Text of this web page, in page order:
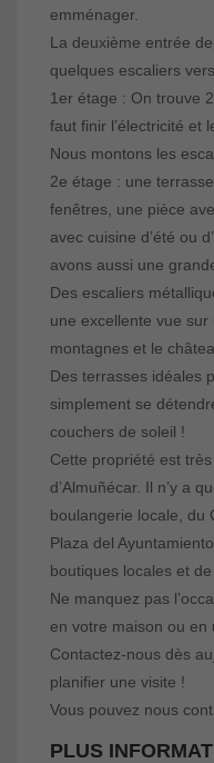
emménager.
La deuxième entrée
quelques escaliers
1er étage : On trouve
faut finir l’électricité et
Nous montons les
2e étage : une
fenêtres, une pièce
avec cuisine d’été ou
avons aussi une
Des escaliers
une excellente vue
montagnes et le
Des terrasses idéales
simplement se
couchers de soleil !
Cette propriété est
d’Almuñécar. Il n’y a
boulangerie locale, du
Plaza del
boutiques locales et de
Ne manquez pas
en votre maison ou en
Contactez-nous dès
planifier une visite !
Vous pouvez nous
PLUS